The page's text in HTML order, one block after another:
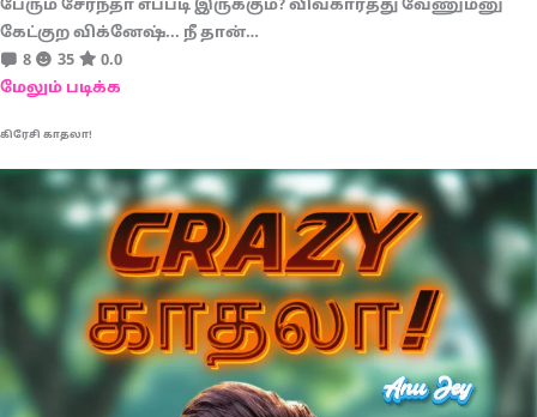
பேரும் சேர்ந்தா எப்படி இருக்கும்? விவகாரத்து வேணும்னு
கேட்குற விக்னேஷ்... நீ தான்…
8
35
0.0
மேலும் படிக்க
கிரேசி காதலா!